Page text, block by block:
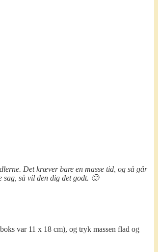
Det kræver bare en masse tid, og så går
sag, så vil den dig det godt. 🙂
var 11 x 18 cm), og tryk massen flad og